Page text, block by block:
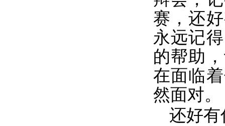
赛，还
永远记
的帮助
在面临
然面对。
还好有